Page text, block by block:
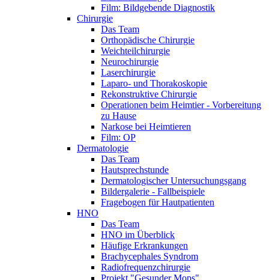
Film: Bildgebende Diagnostik
Chirurgie
Das Team
Orthopädische Chirurgie
Weichteilchirurgie
Neurochirurgie
Laserchirurgie
Laparo- und Thorakoskopie
Rekonstruktive Chirurgie
Operationen beim Heimtier - Vorbereitung
zu Hause
Narkose bei Heimtieren
Film: OP
Dermatologie
Das Team
Hautsprechstunde
Dermatologischer Untersuchungsgang
Bildergalerie - Fallbeispiele
Fragebogen für Hautpatienten
HNO
Das Team
HNO im Überblick
Häufige Erkrankungen
Brachycephales Syndrom
Radiofrequenzchirurgie
Projekt "Gesunder Mops"